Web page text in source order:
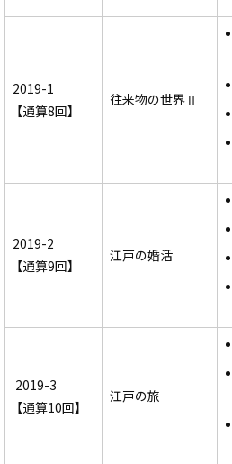
2019-1
【通算8回】
往来物の世界Ⅱ
2019-2
【通算9回】
江戸の婚活
2019-3
【通算10回】
江戸の旅